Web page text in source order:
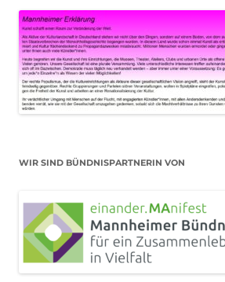
WIR SIND BÜNDNISPARTNERIN VON